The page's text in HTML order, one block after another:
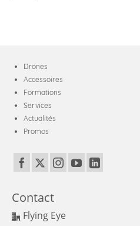
Drones
Accessoires
Formations
Services
Actualités
Promos
Contact
Flying Eye